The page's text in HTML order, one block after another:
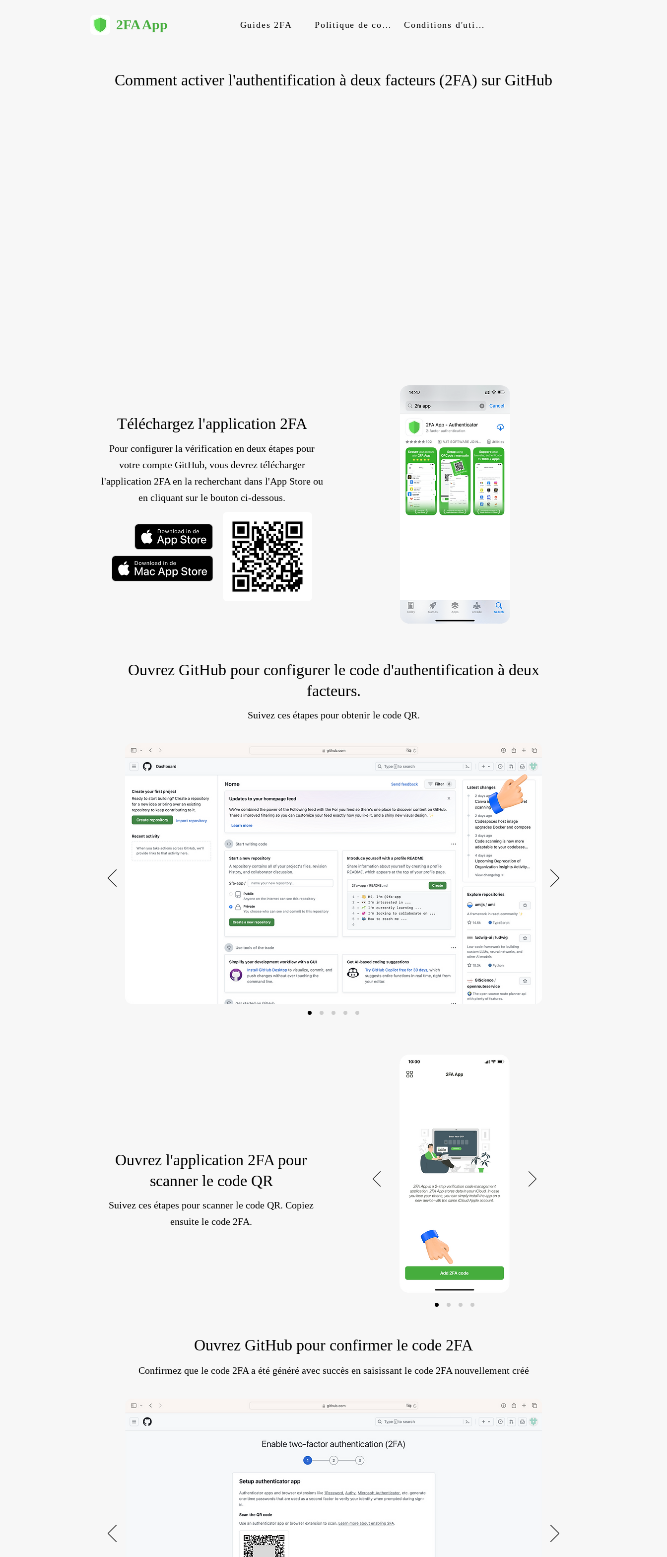
2FA App Guides 2FA Politique de confidentialité Conditions d'utilisation
Comment activer l'authentification à deux facteurs (2FA) sur GitHub
Téléchargez l'application 2FA
Pour configurer la vérification en deux étapes pour
votre compte GitHub, vous devrez télécharger
l'application 2FA en la recherchant dans l'App Store ou
en cliquant sur le bouton ci-dessous.
Ouvrez GitHub pour configurer le code d'authentification à deux
facteurs.
Suivez ces étapes pour obtenir le code QR.
Ouvrez l'application 2FA pour
scanner le code QR
Suivez ces étapes pour scanner le code QR. Copiez
ensuite le code 2FA.
Ouvrez GitHub pour confirmer le code 2FA
Confirmez que le code 2FA a été généré avec succès en saisissant le code 2FA nouvellement créé